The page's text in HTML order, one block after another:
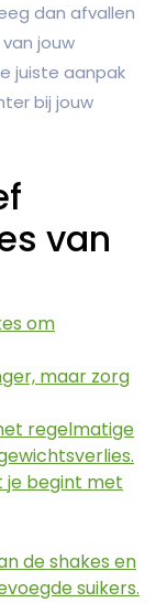
dan afvallen
jouw
juiste aanpak
bij jouw
van
om
maar zorg
regelmatige
je begint met
de shakes en
suikers.